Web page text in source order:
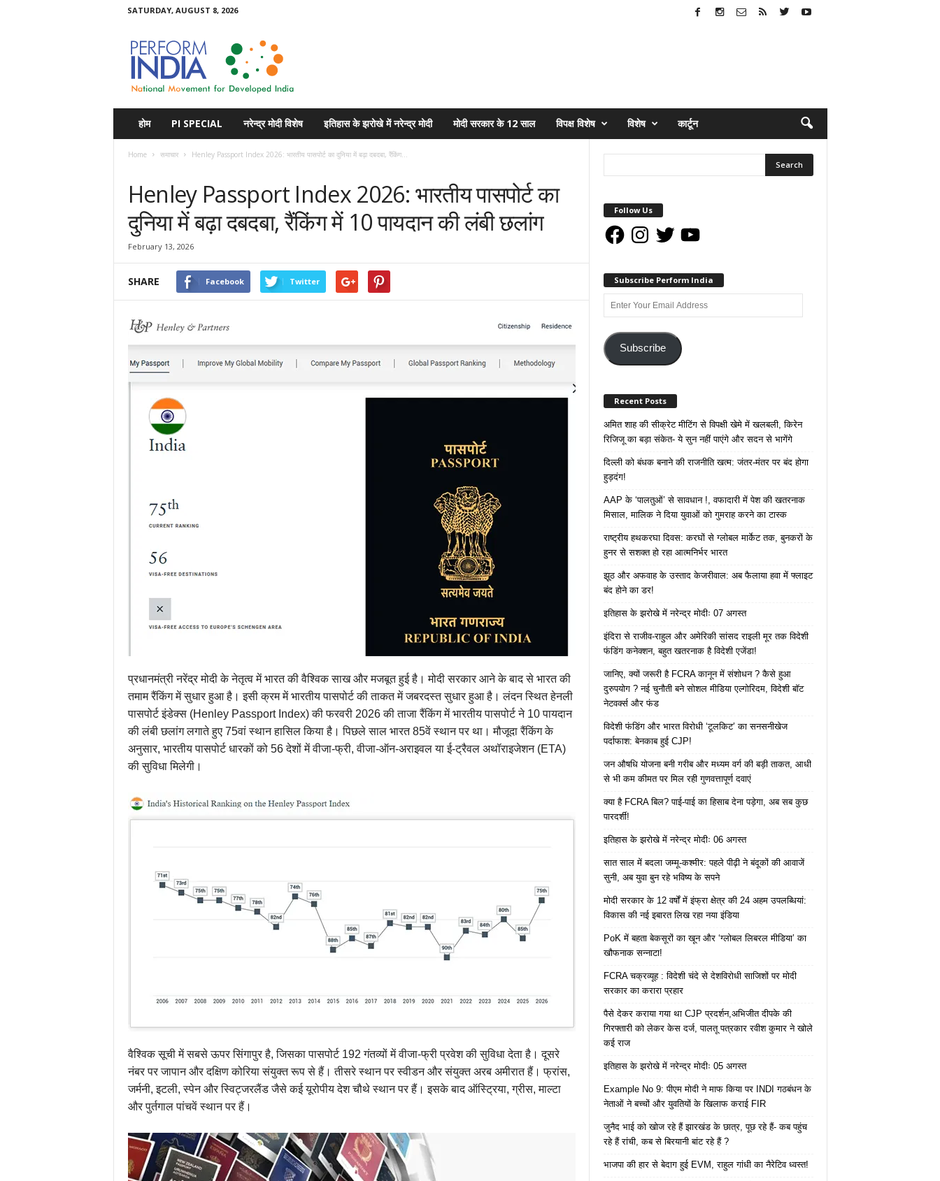
SATURDAY, AUGUST 8, 2026
होम PI SPECIAL नरेन्द्र मोदी विशेष इतिहास के झरोखे में नरेन्द्र मोदी मोदी सरकार के 12 साल विपक्ष विशेष विशेष कार्टून
Home समाचार Henley Passport Index 2026: भारतीय पासपोर्ट का दुनिया में बढ़ा दबदबा, रैंकिंग...
Henley Passport Index 2026: भारतीय पासपोर्ट का
दुनिया में बढ़ा दबदबा, रैंकिंग में 10 पायदान की लंबी छलांग
February 13, 2026
SHARE Facebook Twitter
प्रधानमंत्री नरेंद्र मोदी के नेतृत्व में भारत की वैश्विक साख और मजबूत हुई है। मोदी सरकार आने के बाद से भारत की
तमाम रैंकिंग में सुधार हुआ है। इसी क्रम में भारतीय पासपोर्ट की ताकत में जबरदस्त सुधार हुआ है। लंदन स्थित हेनली
पासपोर्ट इंडेक्स (Henley Passport Index) की फरवरी 2026 की ताजा रैंकिंग में भारतीय पासपोर्ट ने 10 पायदान
की लंबी छलांग लगाते हुए 75वां स्थान हासिल किया है। पिछले साल भारत 85वें स्थान पर था। मौजूदा रैंकिंग के
अनुसार, भारतीय पासपोर्ट धारकों को 56 देशों में वीजा-फ्री, वीजा-ऑन-अराइवल या ई-ट्रैवल अथॉराइजेशन (ETA)
की सुविधा मिलेगी।
वैश्विक सूची में सबसे ऊपर सिंगापुर है, जिसका पासपोर्ट 192 गंतव्यों में वीजा-फ्री प्रवेश की सुविधा देता है। दूसरे
नंबर पर जापान और दक्षिण कोरिया संयुक्त रूप से हैं। तीसरे स्थान पर स्वीडन और संयुक्त अरब अमीरात हैं। फ्रांस,
जर्मनी, इटली, स्पेन और स्विट्जरलैंड जैसे कई यूरोपीय देश चौथे स्थान पर हैं। इसके बाद ऑस्ट्रिया, ग्रीस, माल्टा
और पुर्तगाल पांचवें स्थान पर हैं।
Follow Us
FacebookInstagram
Twitter YouTube
Subscribe Perform India
Enter
Your
AddressSubscribe
Recent Posts
अमित शाह की सीक्रेट मीटिंग से विपक्षी खेमे में खलबली, किरेन
रिजिजू का बड़ा संकेत- ये सुन नहीं पाएंगे और सदन से भागेंगे
दिल्ली को बंधक बनाने की राजनीति खत्म: जंतर-मंतर पर बंद होगा
हुड़दंग!
AAP के ‘पालतुओं’ से सावधान !, वफादारी में पेश की खतरनाक
मिसाल, मालिक ने दिया युवाओं को गुमराह करने का टास्क
राष्ट्रीय हथकरघा दिवस: करघों से ग्लोबल मार्केट तक, बुनकरों के
हुनर से सशक्त हो रहा आत्मनिर्भर भारत
झूठ और अफवाह के उस्ताद केजरीवाल: अब फैलाया हवा में फ्लाइट
बंद होने का डर!
इतिहास के झरोखे में नरेन्द्र मोदीः 07 अगस्त
इंदिरा से राजीव-राहुल और अमेरिकी सांसद राइली मूर तक विदेशी
फंडिंग कनेक्शन, बहुत खतरनाक है विदेशी एजेंडा!
जानिए, क्यों जरूरी है FCRA कानून में संशोधन ? कैसे हुआ
दुरुपयोग ? नई चुनौती बने सोशल मीडिया एल्गोरिदम, विदेशी बॉट
नेटवर्क्स और फंड
विदेशी फंडिंग और भारत विरोधी ‘टूलकिट’ का सनसनीखेज
पर्दाफाश: बेनकाब हुई CJP!
जन औषधि योजना बनी गरीब और मध्यम वर्ग की बड़ी ताकत, आधी
से भी कम कीमत पर मिल रही गुणवत्तापूर्ण दवाएं
क्या है FCRA बिल? पाई-पाई का हिसाब देना पड़ेगा, अब सब कुछ
पारदर्शी!
इतिहास के झरोखे में नरेन्द्र मोदीः 06 अगस्त
सात साल में बदला जम्मू-कश्मीर: पहले पीढ़ी ने बंदूकों की आवाजें
सुनी, अब युवा बुन रहे भविष्य के सपने
मोदी सरकार के 12 वर्षों में इंफ्रा क्षेत्र की 24 अहम उपलब्धियां:
विकास की नई इबारत लिख रहा नया इंडिया
PoK में बहता बेकसूरों का खून और ‘ग्लोबल लिबरल मीडिया’ का
खौफनाक सन्नाटा!
FCRA चक्रव्यूह : विदेशी चंदे से देशविरोधी साजिशों पर मोदी
सरकार का करारा प्रहार
पैसे देकर कराया गया था CJP प्रदर्शन,अभिजीत दीपके की
गिरफ्तारी को लेकर केस दर्ज, पालतू पत्रकार रवीश कुमार ने खोले
कई राज
इतिहास के झरोखे में नरेन्द्र मोदीः 05 अगस्त
Example No 9: पीएम मोदी ने माफ किया पर INDI गठबंधन के
नेताओं ने बच्चों और युवतियों के खिलाफ कराई FIR
जुनैद भाई को खोज रहे हैं झारखंड के छात्र, पूछ रहे हैं- कब पहुंच
रहे हैं रांची, कब से बिरयानी बांट रहे हैं ?
भाजपा की हार से बेदाग हुई EVM, राहुल गांधी का नैरेटिव ध्वस्त!